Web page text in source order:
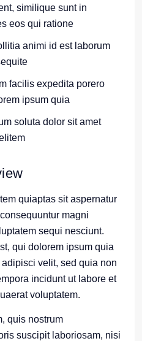
similique sunt in
eos qui ratione
animi id est laborum
facilis expedita porero
ipsum quia
soluta dolor sit amet
quiaptas sit aspernatur
magni
sequi nesciunt.
qui dolorem ipsum quia
velit, sed quia non
incidunt ut labore et
voluptatem.
quis nostrum
suscipit laboriosam, nisi